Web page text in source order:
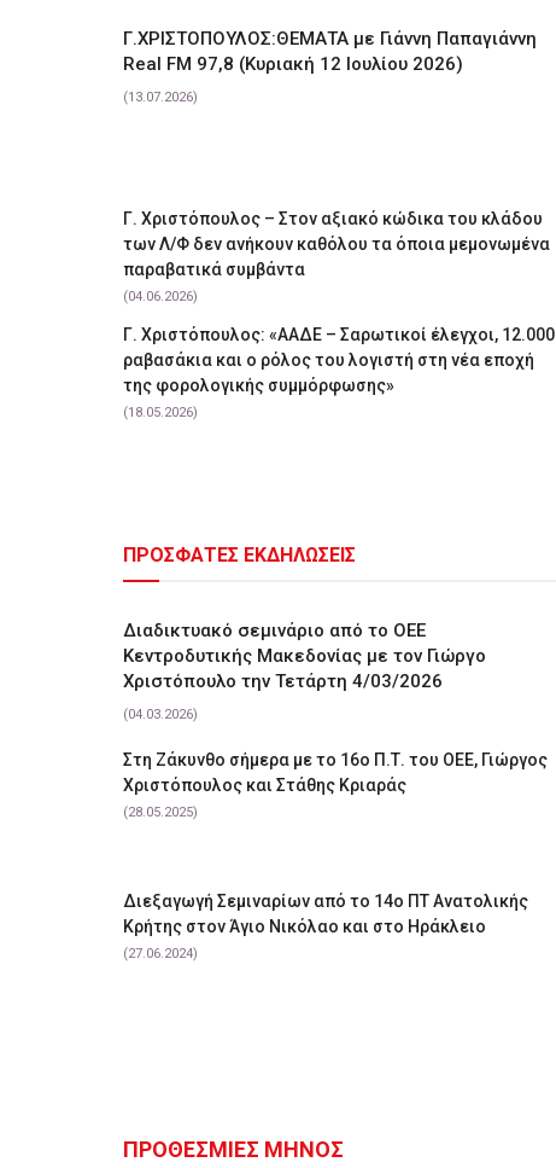
Γ.ΧΡΙΣΤΟΠΟΥΛΟΣ:ΘΕΜΑΤΑ με Γιάννη Παπαγιάννη
Real FM 97,8 (Κυριακή 12 Ιουλίου 2026)
(13.07.2026)
Γ. Χριστόπουλος – Στον αξιακό κώδικα του κλάδου
των Λ/Φ δεν ανήκουν καθόλου τα όποια μεμονωμένα
παραβατικά συμβάντα
(04.06.2026)
Γ. Χριστόπουλος: «ΑΑΔΕ – Σαρωτικοί έλεγχοι, 12.000
ραβασάκια και ο ρόλος του λογιστή στη νέα εποχή
της φορολογικής συμμόρφωσης»
(18.05.2026)
ΠΡΟΣΦΑΤΕΣ ΕΚΔΗΛΩΣΕΙΣ
Διαδικτυακό σεμινάριο από το ΟΕΕ
Κεντροδυτικής Μακεδονίας με τον Γιώργο
Χριστόπουλο την Τετάρτη 4/03/2026
(04.03.2026)
Στη Ζάκυνθο σήμερα με το 16ο Π.Τ. του ΟΕΕ, Γιώργος
Χριστόπουλος και Στάθης Κριαράς
(28.05.2025)
Διεξαγωγή Σεμιναρίων από το 14ο ΠΤ Ανατολικής
Κρήτης στον Άγιο Νικόλαο και στο Ηράκλειο
(27.06.2024)
ΠΡΟΘΕΣΜΙΕΣ ΜΗΝΟΣ